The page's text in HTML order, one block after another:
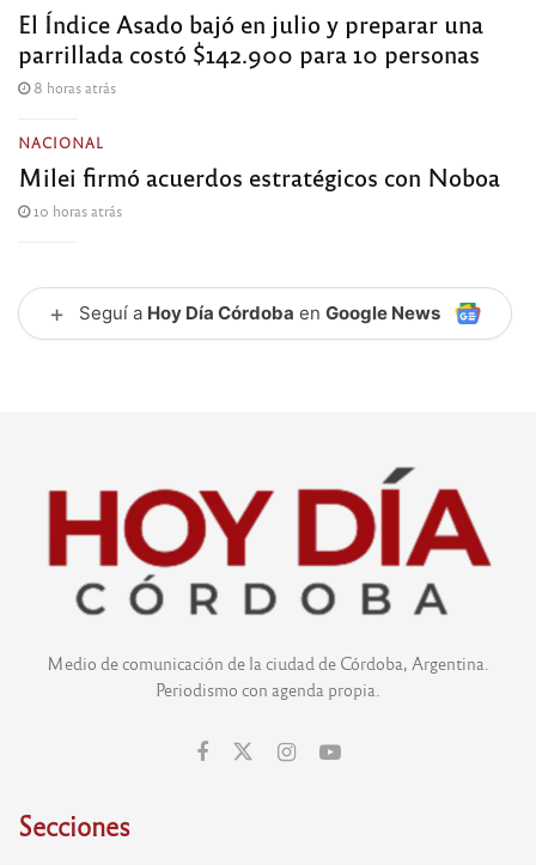
El Índice Asado bajó en julio y preparar una
parrillada costó $142.900 para 10 personas
8 horas atrás
NACIONAL
Milei firmó acuerdos estratégicos con Noboa
10 horas atrás
+ Seguí a Hoy Día Córdoba en Google News
Medio de comunicación de la ciudad de Córdoba, Argentina.
Periodismo con agenda propia.
Secciones